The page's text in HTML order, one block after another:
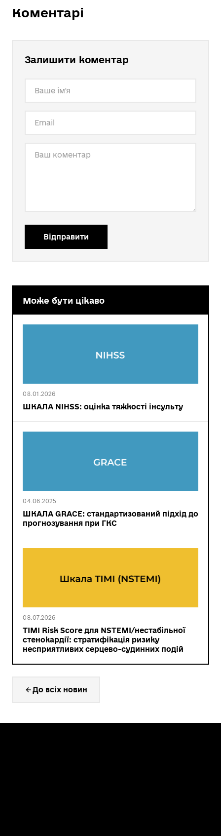
Коментарі
Залишити коментар
Відправити
Може бути цікаво
08.01.2026
ШКАЛА NIHSS: оцінка тяжкості інсульту
04.06.2025
ШКАЛА GRACE: стандартизований підхід до
прогнозування при ГКС
08.07.2026
TIMI Risk Score для NSTEMI/нестабільної
стенокардії: стратифікація ризику
несприятливих серцево-судинних подій
До всіх новин